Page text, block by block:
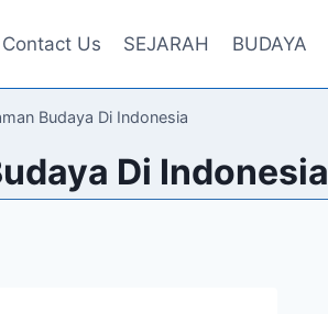
Contact Us SEJARAH BUDAYA
Budaya Di Indonesia
Di Indonesia